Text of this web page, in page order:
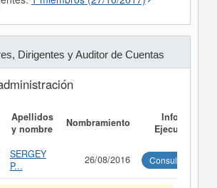
Dirigentes y Auditor de Cuentas
Apellidos
y nombre
Nombramiento
Informe
Ejecutivo
SERGEY
P...
26/08/2016 Consultar